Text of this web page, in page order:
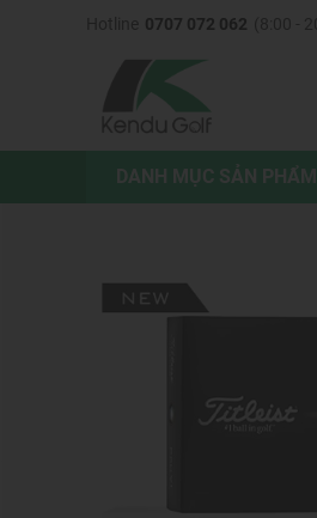
0707 072 062
DANH MỤC SẢN PHẨM